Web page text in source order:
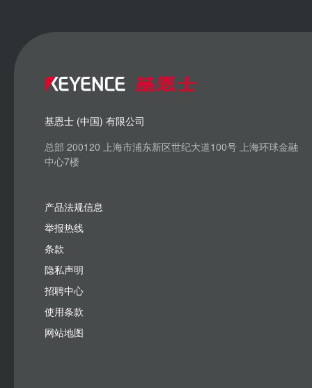
基恩士 (中国) 有限公司
总部 200120 上海市浦东新区世纪大道100号 上海环球金融
中心7楼
产品法规信息
举报热线
条款
隐私声明
招聘中心
使用条款
网站地图